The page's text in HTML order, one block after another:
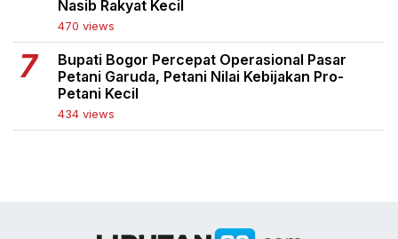
Nasib Rakyat Kecil
470 views
Bupati Bogor Percepat Operasional Pasar
Petani Garuda, Petani Nilai Kebijakan Pro-
Petani Kecil
434 views